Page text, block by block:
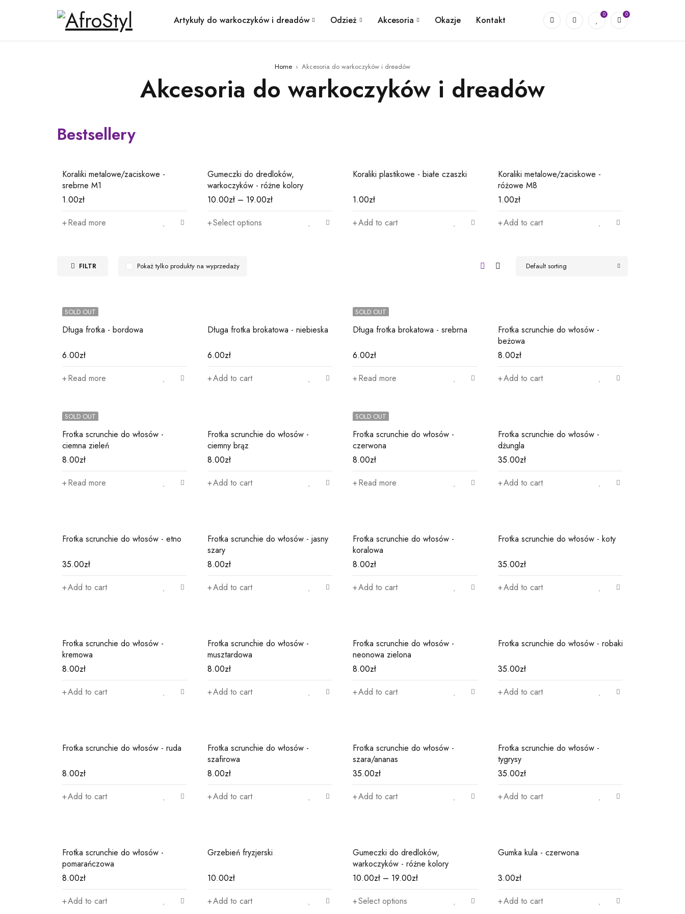
Artykuły do warkoczyków i dreadów Odzież Akcesoria Okazje Kontakt
0 0
Home › Akcesoria do warkoczyków i dreadów
Akcesoria do warkoczyków i dreadów
Bestsellery
Koraliki metalowe/zaciskowe -
srebrne M1
1.00zł
Read more
Gumeczki do dredloków,
warkoczyków - różne kolory
10.00zł – 19.00zł
Select options
03
Koraliki plastikowe - białe czaszki
1.00zł
Add to cart
Koraliki metalowe/zaciskowe -
różowe M8
1.00zł
Add to cart
FILTR Default sorting
Pokaż tylko produkty na wyprzedaży
SOLD OUT
Długa frotka - bordowa
6.00zł
Read more
Długa frotka brokatowa - niebieska
6.00zł
Add to cart
SOLD OUT
Długa frotka brokatowa - srebrna
6.00zł
Read more
Frotka scrunchie do włosów -
beżowa
8.00zł
Add to cart
SOLD OUT
Frotka scrunchie do włosów -
ciemna zieleń
8.00zł
Read more
Frotka scrunchie do włosów -
ciemny brąz
8.00zł
Add to cart
SOLD OUT
Frotka scrunchie do włosów -
czerwona
8.00zł
Read more
Frotka scrunchie do włosów -
dżungla
35.00zł
Add to cart
Frotka scrunchie do włosów - etno
35.00zł
Add to cart
Frotka scrunchie do włosów - jasny
szary
8.00zł
Add to cart
Frotka scrunchie do włosów -
koralowa
8.00zł
Add to cart
Frotka scrunchie do włosów - koty
35.00zł
Add to cart
Frotka scrunchie do włosów -
kremowa
8.00zł
Add to cart
Frotka scrunchie do włosów -
musztardowa
8.00zł
Add to cart
Frotka scrunchie do włosów -
neonowa zielona
8.00zł
Add to cart
Frotka scrunchie do włosów - robaki
35.00zł
Add to cart
Frotka scrunchie do włosów - ruda
8.00zł
Add to cart
Frotka scrunchie do włosów -
szafirowa
8.00zł
Add to cart
Frotka scrunchie do włosów -
szara/ananas
35.00zł
Add to cart
Frotka scrunchie do włosów -
tygrysy
35.00zł
Add to cart
Frotka scrunchie do włosów -
pomarańczowa
8.00zł
Add to cart
Grzebień fryzjerski
10.00zł
Add to cart
Gumeczki do dredloków,
warkoczyków - różne kolory
10.00zł – 19.00zł
Select options
Gumka kula - czerwona
3.00zł
Add to cart